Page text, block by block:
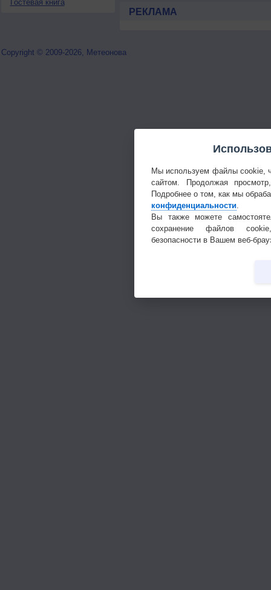
Гостевая книга
РЕКЛАМА
Copyright © 2009-2026, Метеонова
Мы используем файлы cookie,
сайтом. Продолжая
Подробнее о том, как мы
конфиденциальности
Вы также можете
сохранение файлов
безопасности в Вашем веб-